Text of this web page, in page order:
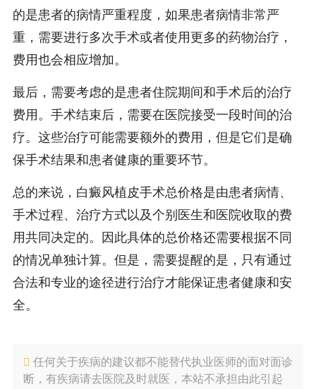
的是患者的病情严重程度，如果患者病情非常严
重，需要进行多次手术或者使用更多的药物治疗，
费用也会相应增加。
最后，需要考虑的是患者住院期间和手术后的治疗
费用。手术结束后，需要在医院接受一段时间的治
疗。这些治疗可能需要额外的费用，但是它们是确
保手术结果和患者健康的重要环节。
总的来说，白癜风植皮手术总价格是由患者病情、
手术过程、治疗方式以及个别医生和医院收取的费
用共同决定的。因此具体的总价格还需要根据不同
的情况单独计算。但是，需要提醒的是，只有通过
合法和专业的途径进行治疗才能保证患者健康和安
全。
任何关于疾病的建议都不能替代执业医师的面对面诊
断，有疾病请去医院及时就医，本站不承担由此引起